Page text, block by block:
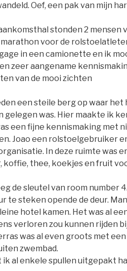
Oef, een pak van mijn
stonden 2 mensen
marathon voor de
in een camionette en ik
zeer aangename
van de mooi zichten
een steile berg op waar het
gelegen was. Hier maakte ik
een fijne kennismaking met
Joao een rolstoelgebruiker
In deze ruimte was
koffie, thee, koekjes en fruit
de sleutel van room number
te steken opende de deur.
hotel kamen. Het was al
verloren zou kunnen rijden
was al even groots met
zwembad.
ik al enkele spullen uitgepakt